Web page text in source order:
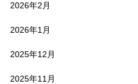
2026年2月
2026年1月
2025年12月
2025年11月